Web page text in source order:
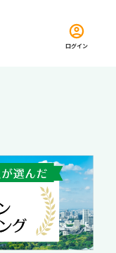
ログイン